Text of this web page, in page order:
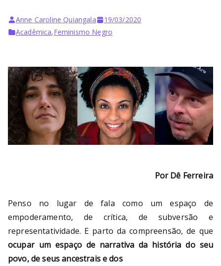
Anne Caroline Quiangala
19/03/2020
Acadêmica,Feminismo Negro
Por Dê Ferreira
Penso no lugar de fala como um espaço de
empoderamento, de crítica, de subversão e
representatividade. E parto da compreensão, de que
ocupar um espaço de narrativa da história do seu
povo, de seus ancestrais e dos